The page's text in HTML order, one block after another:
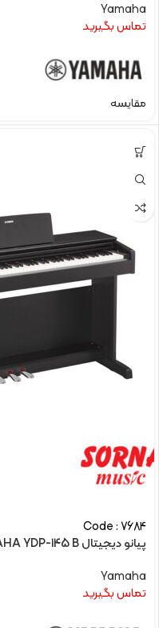
Yamaha
تماس بگیرید
مقایسه
Code : 7684
پیانو دیجیتال YAMAHA YDP-145 B
Yamaha
تماس بگیرید